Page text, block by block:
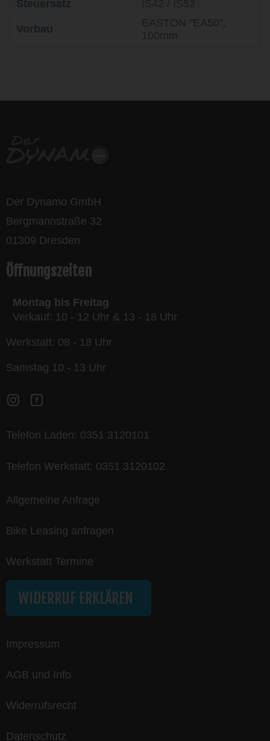
Vorbau
EASTON "EA50",
100mm
Der Dynamo GmbH
Bergmannstraße 32
01309 Dresden
Öffnungszeiten
Montag bis Freitag
Verkauf: 10 - 12 Uhr & 13 - 18 Uhr
Werkstatt: 08 - 18 Uhr
Samstag 10 - 13 Uhr
Telefon Laden: 0351 3120101
Telefon Werkstatt: 0351 3120102
Allgemeine Anfrage
Bike Leasing anfragen
Werkstatt Termine
WIDERRUF ERKLÄREN
Impressum
AGB und Info
Widerrufsrecht
Datenschutz